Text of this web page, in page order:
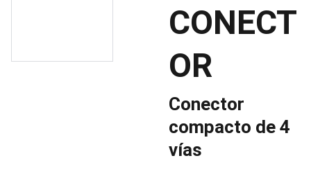
CONECT
OR
Conector
compacto de 4
vías